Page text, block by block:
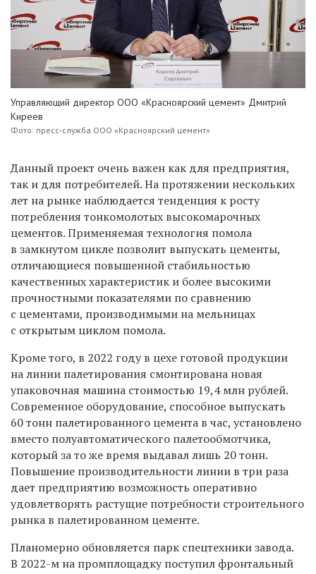
Управляющий директор ООО «Красноярский цемент» Дмитрий
Киреев
Фото: пресс-служба ООО «Красноярский цемент»
Данный проект очень важен как для предприятия,
так и для потребителей. На протяжении нескольких
лет на рынке наблюдается тенденция к росту
потребления тонкомолотых высокомарочных
цементов. Применяемая технология помола
в замкнутом цикле позволит выпускать цементы,
отличающиеся повышенной стабильностью
качественных характеристик и более высокими
прочностными показателями по сравнению
с цементами, производимыми на мельницах
с открытым циклом помола.
Кроме того, в 2022 году в цехе готовой продукции
на линии палетирования смонтирована новая
упаковочная машина стоимостью 19,4 млн рублей.
Современное оборудование, способное выпускать
60 тонн палетированного цемента в час, установлено
вместо полуавтоматического палетообмотчика,
который за то же время выдавал лишь 20 тонн.
Повышение производительности линии в три раза
дает предприятию возможность оперативно
удовлетворять растущие потребности строительного
рынка в палетированном цементе.
Планомерно обновляется парк спецтехники завода.
В 2022-м на промплощадку поступил фронтальный